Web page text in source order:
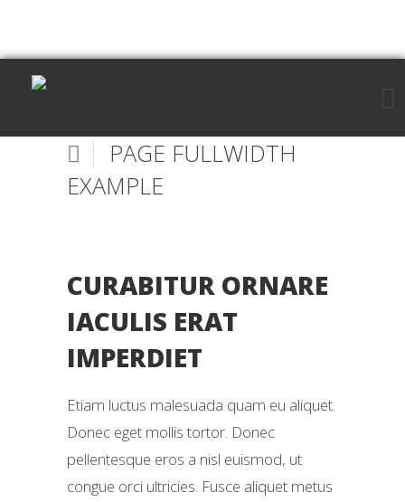
PAGE FULLWIDTH
EXAMPLE
CURABITUR ORNARE
IACULIS ERAT
IMPERDIET
Etiam luctus malesuada quam eu aliquet.
Donec eget mollis tortor. Donec
pellentesque eros a nisl euismod, ut
congue orci ultricies. Fusce aliquet metus